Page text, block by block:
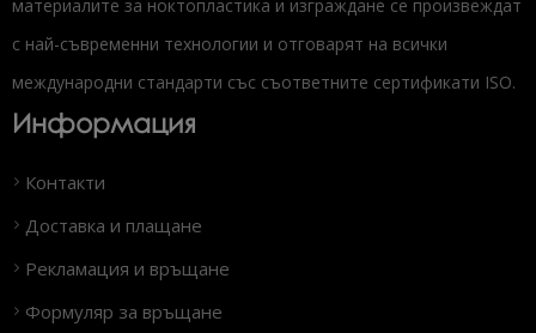
материалите за ноктопластика и изграждане се произвеждат
с най-съвременни технологии и отговарят на всички
международни стандарти със съответните сертификати ISO.
Информация
Контакти
Доставка и плащане
Рекламация и връщане
Формуляр за връщане